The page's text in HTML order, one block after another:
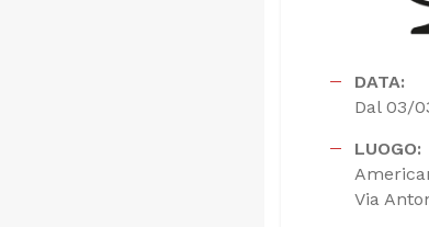
DATA:
Dal 03/
LUOGO:
Via